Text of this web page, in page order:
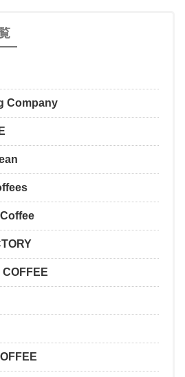
Company
COFFEE